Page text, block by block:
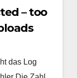
das Log